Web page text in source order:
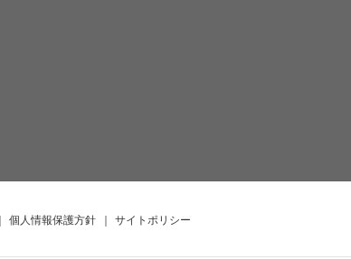
個人情報保護方針 サイトポリシー